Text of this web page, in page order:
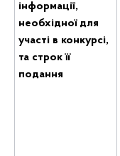
інформаці,
необхідної для
участі в конкурсі,
та строк її
подання